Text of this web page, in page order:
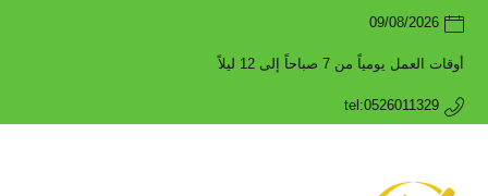
09/08/2026
أوقات العمل يومياً من 7 صباحاً إلى 12 ليلاً
tel:0526011329